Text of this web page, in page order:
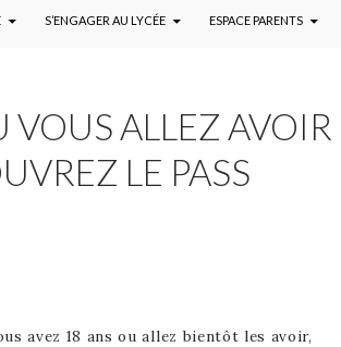
S’ENGAGER AU LYCÉE ESPACE PARENTS
VOUS ALLEZ AVOIR
LE PASS
avez 18 ans ou allez bientôt les avoir,